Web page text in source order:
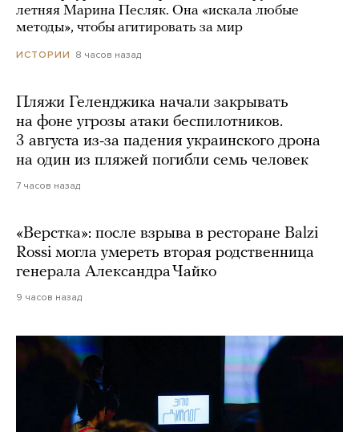
летняя Марина Песляк. Она «искала любые
методы», чтобы агитировать за мир
ИСТОРИИ 8 часов назад
Пляжи Геленджика начали закрывать
на фоне угрозы атаки беспилотников.
3 августа из-за падения украинского дрона
на один из пляжей погибли семь человек
7 часов назад
«Верстка»: после взрыва в ресторане Balzi
Rossi могла умереть вторая родственница
генерала Александра Чайко
9 часов назад